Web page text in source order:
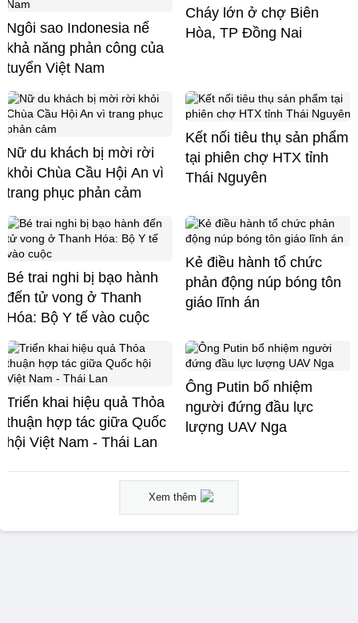
Ngôi sao Indonesia nể
khả năng phản công của
tuyển Việt Nam
Cháy lớn ở chợ Biên
Hòa, TP Đồng Nai
Nữ du khách bị mời rời
khỏi Chùa Cầu Hội An vì
trang phục phản cảm
Kết nối tiêu thụ sản phẩm
tại phiên chợ HTX tỉnh
Thái Nguyên
Bé trai nghi bị bạo hành
đến tử vong ở Thanh
Hóa: Bộ Y tế vào cuộc
Kẻ điều hành tổ chức
phản động núp bóng tôn
giáo lĩnh án
Triển khai hiệu quả Thỏa
thuận hợp tác giữa Quốc
hội Việt Nam - Thái Lan
Ông Putin bổ nhiệm
người đứng đầu lực
lượng UAV Nga
Xem thêm